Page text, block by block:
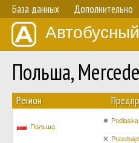
База данных Дополнительно
Польша,
Регион
Польша